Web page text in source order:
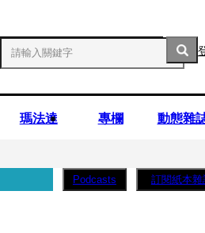
瑪法達 專欄 動態雜
Podcasts 訂閱紙本雜